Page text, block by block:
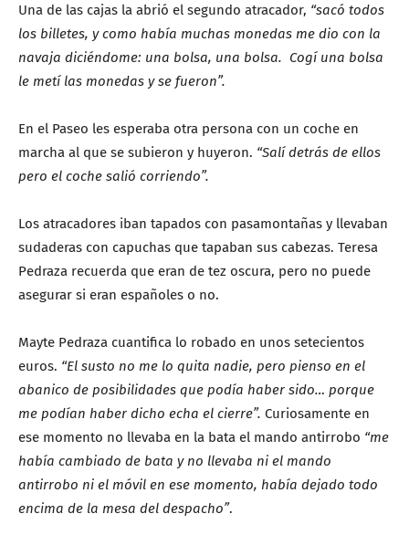
Una de las cajas la abrió el segundo atracador, “sacó todos
los billetes, y como había muchas monedas me dio con la
navaja diciéndome: una bolsa, una bolsa. Cogí una bolsa
le metí las monedas y se fueron”.
En el Paseo les esperaba otra persona con un coche en
marcha al que se subieron y huyeron. “Salí detrás de ellos
pero el coche salió corriendo”.
Los atracadores iban tapados con pasamontañas y llevaban
sudaderas con capuchas que tapaban sus cabezas. Teresa
Pedraza recuerda que eran de tez oscura, pero no puede
asegurar si eran españoles o no.
Mayte Pedraza cuantifica lo robado en unos setecientos
euros. “El susto no me lo quita nadie, pero pienso en el
abanico de posibilidades que podía haber sido… porque
me podían haber dicho echa el cierre”. Curiosamente en
ese momento no llevaba en la bata el mando antirrobo “me
había cambiado de bata y no llevaba ni el mando
antirrobo ni el móvil en ese momento, había dejado todo
encima de la mesa del despacho”.